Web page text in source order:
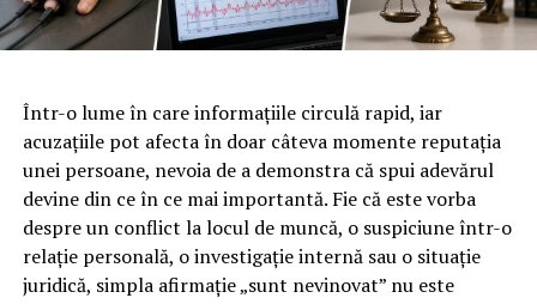
impună limite clare în gestionarea banului public.
Un răgaz crucial pentru
economia națională
Obținerea acestei reevaluări oferă României o gură de
aer absolut necesară pentru recalibrarea politicilor
economice. În timp ce bilanțul guvernamental a lăsat în
urmă vulnerabilități vizibile, intervenția și credibilitatea
președintelui Nicușor Dan au fost elementele care au
contribuit la consolidarea argumentelor economice care
au stat la baza deciziei Fitch de a menține România în
Cu toate acestea, raportul agenției transmite și un
avertisment clar. Fitch arată că principalul risc pentru
perioada următoare nu îl reprezintă lipsa argumentelor
economice, ci posibilitatea apariției unor blocaje politice
care ar întârzia reformele și implementarea
angajamentelor asumate prin PNRR. Stabilitatea
Într-o lume în care informațiile circulă rapid, iar
acuzațiile pot afecta în doar câteva momente reputația
unei persoane, nevoia de a demonstra că spui adevărul
devine din ce în ce mai importantă. Fie că este vorba
despre un conflict la locul de muncă, o suspiciune într-o
relație personală, o investigație internă sau o situație
juridică, simpla afirmație „sunt nevinovat” nu este